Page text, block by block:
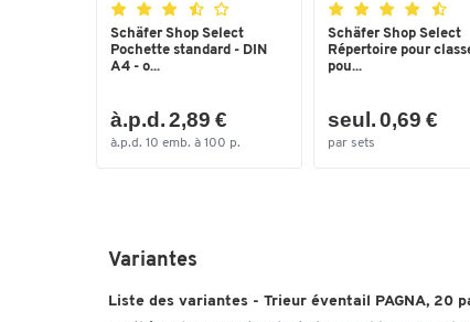
Schäfer Shop Select
Pochette standard - DIN
A4 - o...
à.p.d. 2,89 €
à.p.d. 10 emb. à 100 p.
Schäfer Shop Select
Répertoire pour
pou...
seul. 0,69 €
par sets
Variantes
Liste des variantes - Trieur éventail PAGNA, 20